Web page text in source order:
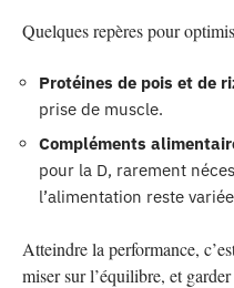
Quelques repères pour
Protéines de pois et de
prise de muscle.
Compléments
pour la D, rarement
l’alimentation reste
Atteindre la performance,
miser sur l’équilibre, et